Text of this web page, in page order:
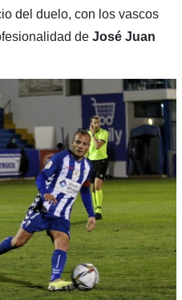
del duelo, con los vascos
de José Juan